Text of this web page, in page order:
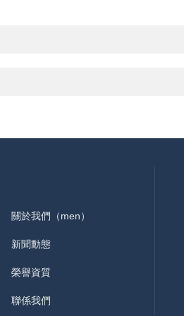
關於我們（men）
新聞動態
榮譽資質
聯係我們